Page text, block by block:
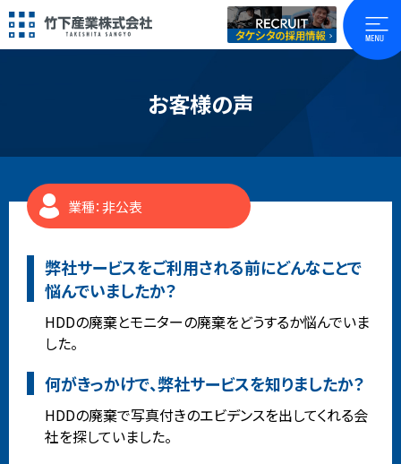
お客様の声
業種：非公表
弊社サービスをご利用される前にどんなことで
悩んでいましたか？
HDDの廃棄とモニターの廃棄をどうするか悩んでいま
した。
何がきっかけで、弊社サービスを知りましたか？
HDDの廃棄で写真付きのエビデンスを出してくれる会
社を探していました。